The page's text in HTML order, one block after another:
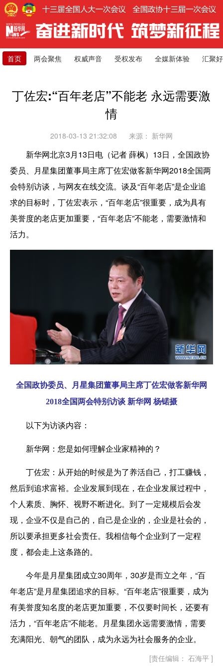
首页 两会聚焦 权威声音 受权发布 全媒新体验 汇聚
丁佐宏:“百年老店”不能老 永远需要激
情
2018-03-13 21:32:08 来源： 新华网
新华网北京3月13日电（记者 薛枫）13日，全国政协
委员、月星集团董事局主席丁佐宏做客新华网2018全国两
会特别访谈，与网友在线交流。谈及“百年老店”是企业追
求的目标时，丁佐宏表示，“百年老店”很重要，成为具有
美誉度的老店更加重要，“百年老店”不能老，需要激情和
活力。
全国政协委员、月星集团董事局主席丁佐宏做客新华网
2018全国两会特别访谈 新华网 杨锘摄
以下为访谈内容：
新华网：您是如何理解企业家精神的？
丁佐宏： 从开始的时候是为了养活自己，打工赚钱，
然后到追求富裕。企业发展到现在，在企业发展过程中，
个人素质、胸怀、视野不断进化。到了一定规模后会发
现，企业不仅是自己的，自己是企业的，企业是社会的，
所以要承担更多社会责任。我相信每个企业到了一定程
度，都会走上这条路的。
今年是月星集团成立30周年，30岁是而立之年，“百
年老店”是月星集团追求的目标。“百年老店”很重要，成为
有美誉度知名度的老店更加重要，不仅要时间长，还要有
活力，“百年老店”不能老。月星集团永远需要激情，需要
充满阳光、朝气的团队，成为永远为社会服务的企业。
[责任编辑： 石海平 ]